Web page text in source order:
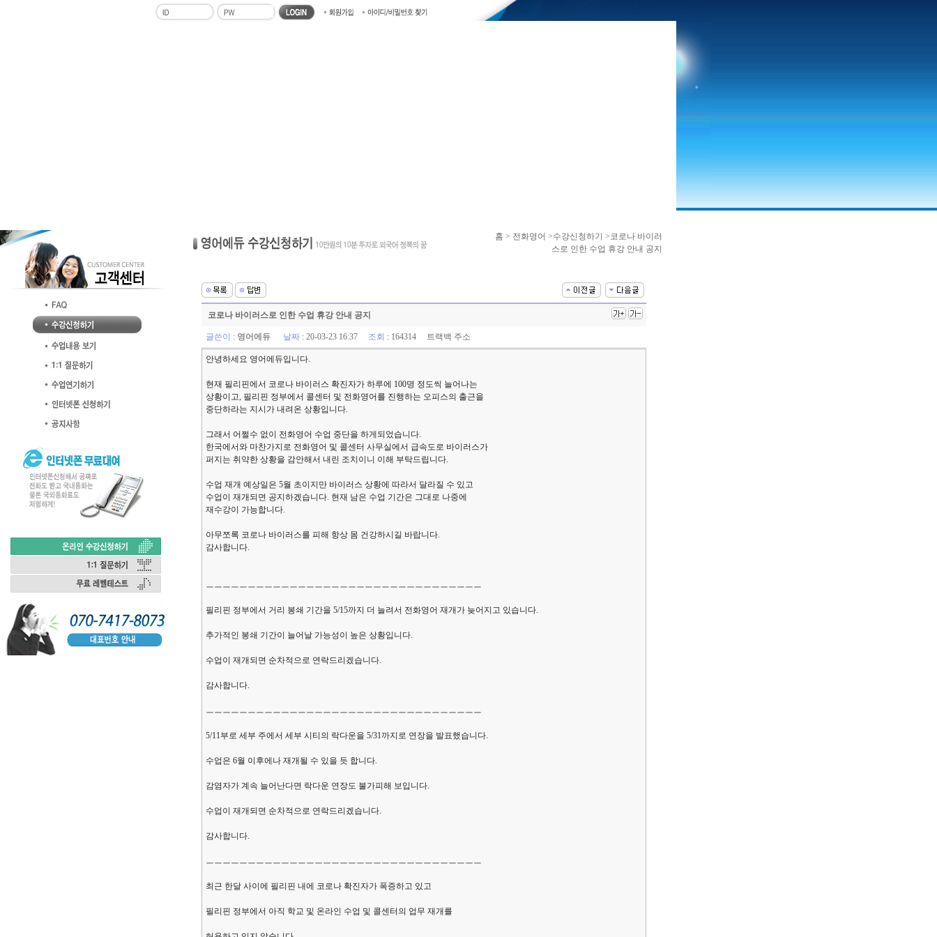
홈 > 전화영어 >수강신청하기 >코로나 바이러
스로 인한 수업 휴강 안내 공지
코로나 바이러스로 인한 수업 휴강 안내 공지
글쓴이 : 영어에듀 날짜: 20-03-23 16:37 조회 : 164314 트랙백 주소
안녕하세요 영어에듀입니다.
현재 필리핀에서 코로나 바이러스 확진자가 하루에 100명 정도씩 늘어나는
상황이고, 필리핀 정부에서 콜센터 및 전화영어를 진행하는 오피스의 출근을
중단하라는 지시가 내려온 상황입니다.
그래서 어쩔수 없이 전화영어 수업 중단을 하게되었습니다.
한국에서와 마찬가지로 전화영어 및 콜센터 사무실에서 급속도로 바이러스가
퍼지는 취약한 상황을 감안해서 내린 조치이니 이해 부탁드립니다.
수업 재개 예상일은 5월 초이지만 바이러스 상황에 따라서 달라질 수 있고
수업이 재개되면 공지하겠습니다. 현재 남은 수업 기간은 그대로 나중에
재수강이 가능합니다.
아무쪼록 코로나 바이러스를 피해 항상 몸 건강하시길 바랍니다.
감사합니다.
ㅡㅡㅡㅡㅡㅡㅡㅡㅡㅡㅡㅡㅡㅡㅡㅡㅡㅡㅡㅡㅡㅡㅡㅡㅡㅡㅡㅡㅡㅡㅡㅡㅡ
필리핀 정부에서 거리 봉쇄 기간을 5/15까지 더 늘려서 전화영어 재개가 늦어지고 있습니다.
추가적인 봉쇄 기간이 늘어날 가능성이 높은 상황입니다.
수업이 재개되면 순차적으로 연락드리겠습니다.
감사합니다.
ㅡㅡㅡㅡㅡㅡㅡㅡㅡㅡㅡㅡㅡㅡㅡㅡㅡㅡㅡㅡㅡㅡㅡㅡㅡㅡㅡㅡㅡㅡㅡㅡㅡ
5/11부로 세부 주에서 세부 시티의 락다운을 5/31까지로 연장을 발표했습니다.
수업은 6월 이후에나 재개될 수 있을 듯 합니다.
감염자가 계속 늘어난다면 락다운 연장도 불가피해 보입니다.
수업이 재개되면 순차적으로 연락드리겠습니다.
감사합니다.
ㅡㅡㅡㅡㅡㅡㅡㅡㅡㅡㅡㅡㅡㅡㅡㅡㅡㅡㅡㅡㅡㅡㅡㅡㅡㅡㅡㅡㅡㅡㅡㅡㅡ
최근 한달 사이에 필리핀 내에 코로나 확진자가 폭증하고 있고
필리핀 정부에서 아직 학교 및 온라인 수업 및 콜센터의 업무 재개를